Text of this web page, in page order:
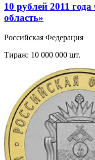
10 рублей 2011
область»
Российская Федерация
Тираж: 10 000 000 шт.